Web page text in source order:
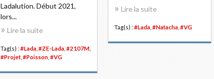
Lire la suite
Tag(s) : #Lada #Natacha #VG
Ladalution. Début 2021,
lors...
Lire la suite
Tag(s) : #Lada #ZE-Lada #2107M
#Projet #Poisson #VG